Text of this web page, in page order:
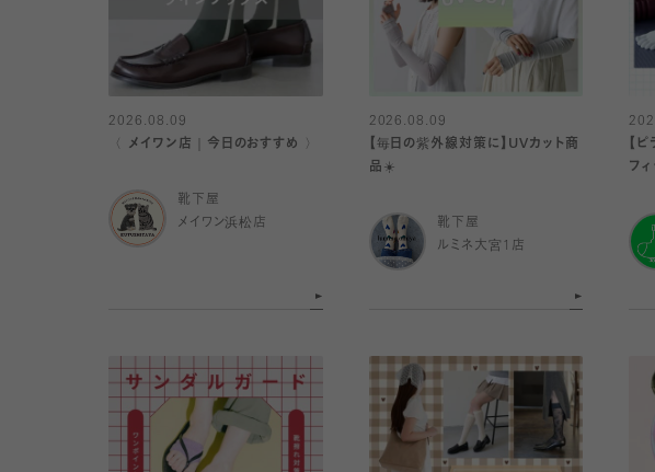
2026.08.09
〈 メイワン店｜今日のおすすめ 〉
靴下屋
メイワン浜松店
2026.08.09
【毎日の紫外線対策に】UVカット商
品☀️
靴下屋
ルミネ大宮1店
【
フ